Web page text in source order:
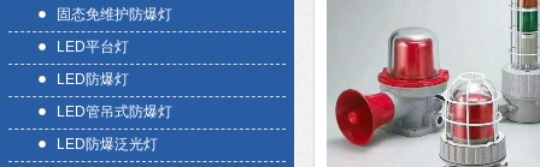
固态免维护防爆灯
LED平台灯
LED防爆灯
LED管吊式防爆灯
LED防爆泛光灯